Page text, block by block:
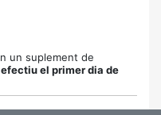
un suplement de
el primer dia de